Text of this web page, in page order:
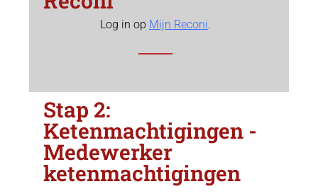
Log in op Mijn Reconi.
Stap 2:
Ketenmachtigingen -
Medewerker
ketenmachtigingen